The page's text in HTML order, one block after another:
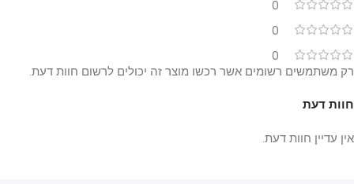
0
0
0
חוות דעת
אין עדיין חוות דעת.
רק משתמשים רשומים אשר רכשו מוצר זה יכולים לרשום חוות דעת.